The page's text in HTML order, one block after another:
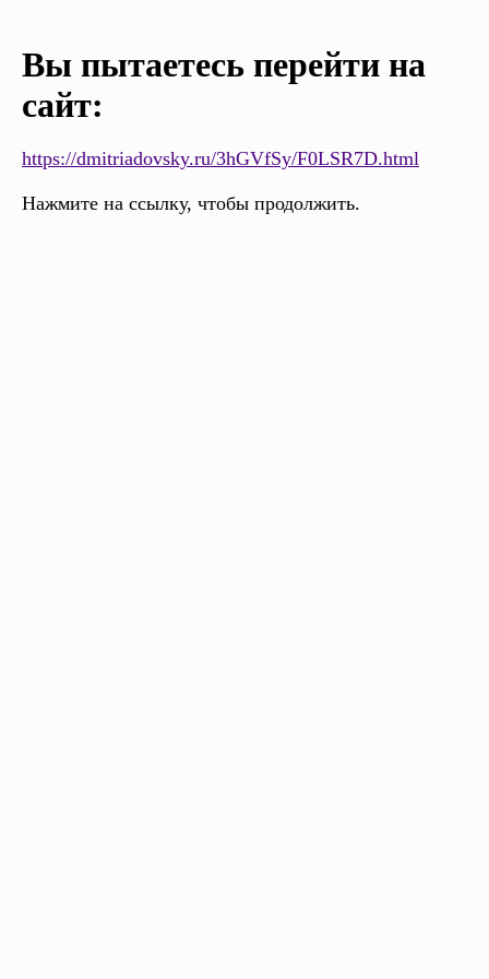
Вы пытаетесь перейти на
сайт:
https://dmitriadovsky.ru/3hGVfSy/F0LSR7D.html
Нажмите на ссылку, чтобы продолжить.